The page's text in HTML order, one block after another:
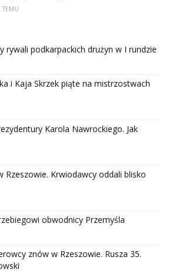
rywali podkarpackich drużyn w I rundzie
i Kaja Skrzek piąte na mistrzostwach
Karola Nawrockiego. Jak
Rzeszowie. Krwiodawcy oddali blisko
obwodnicy Przemyśla
znów w Rzeszowie. Rusza 35.